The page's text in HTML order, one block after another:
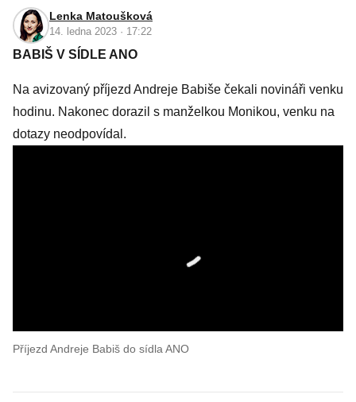
Lenka Matoušková
14. ledna 2023 · 17:22
BABIŠ V SÍDLE ANO
Na avizovaný příjezd Andreje Babiše čekali novináři venku
hodinu. Nakonec dorazil s manželkou Monikou, venku na
dotazy neodpovídal.
Příjezd Andreje Babiš do sídla ANO